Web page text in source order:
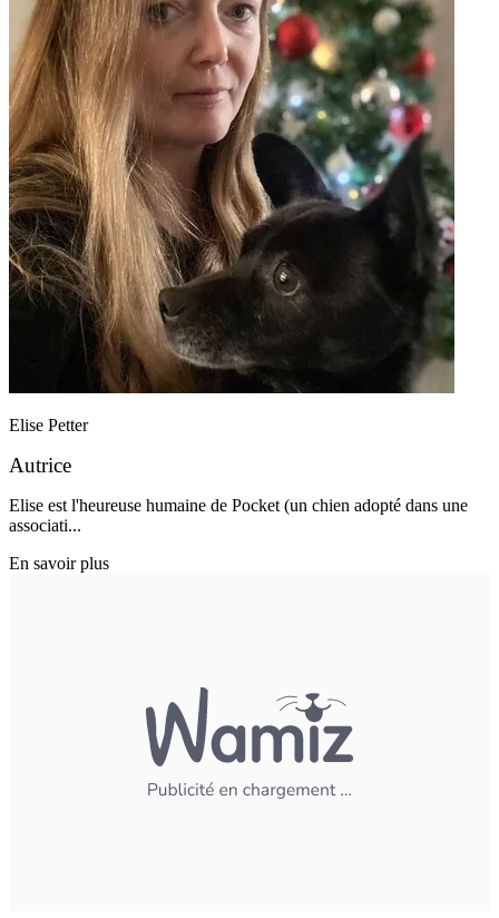
Elise Petter
Autrice
Elise est l'heureuse humaine de Pocket (un chien adopté dans une
associati...
En savoir plus